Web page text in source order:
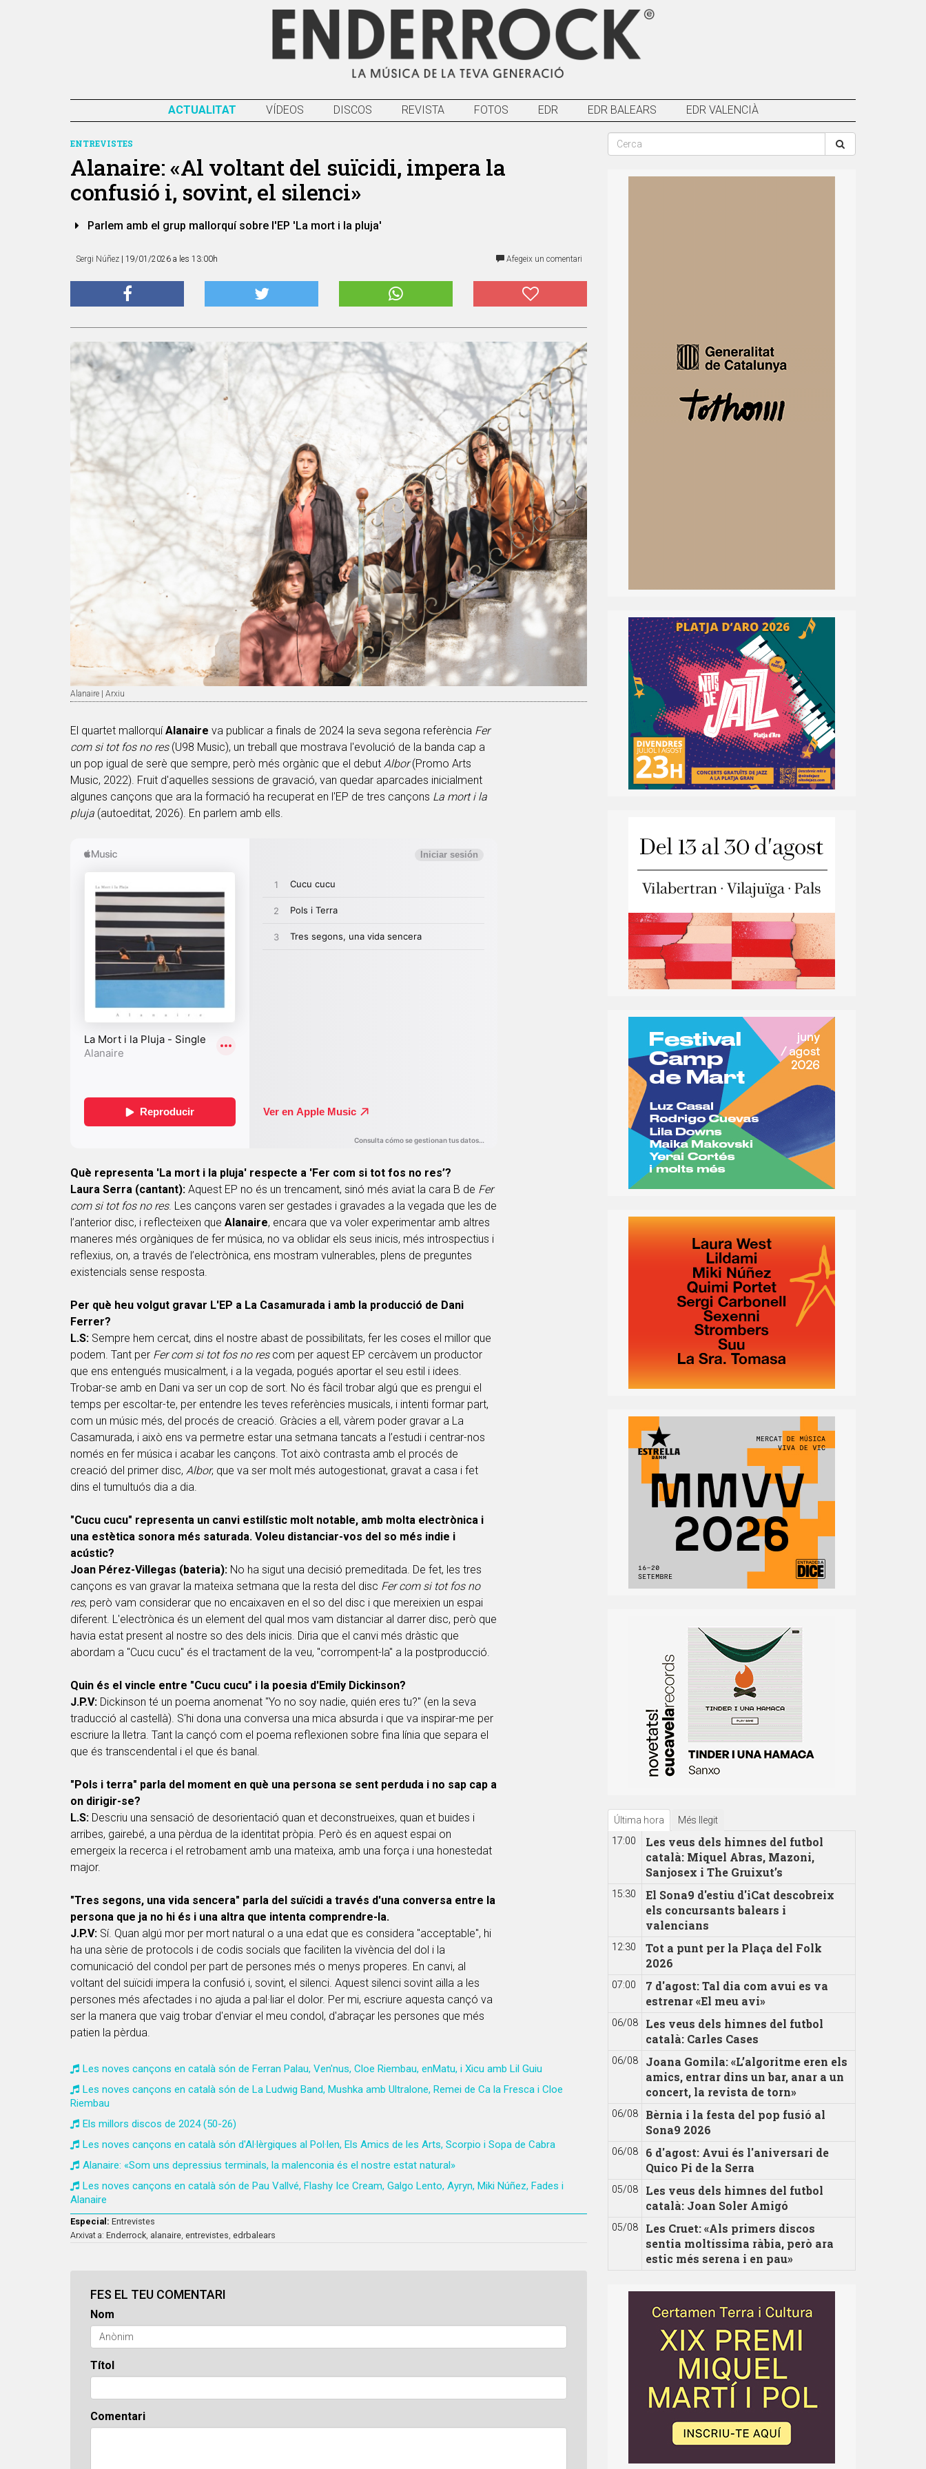
ACTUALITAT VÍDEOS DISCOS REVISTA FOTOS EDR EDR BALEARS EDR VALENCIÀ
ENTREVISTES
Alanaire: «Al voltant del suïcidi, impera la
confusió i, sovint, el silenci»
Parlem amb el grup mallorquí sobre l'EP 'La mort i la pluja'
Sergi Núñez | 19/01/2026 a les 13:00h Afegeix un comentari
Alanaire | Arxiu
El quartet mallorquíAlanaire va publicar a finals de 2024 la seva segona referència Fer
com si tot fos no res(U98 Music), un treball que mostrava l'evolució de la banda cap a
un pop igual de serè que sempre, però més orgànic que el debut Albor(Promo Arts
Music, 2022). Fruit d'aquelles sessions de gravació, van quedar aparcades inicialment
algunes cançons que ara la formació ha recuperat en l'EP de tres cançons La mort i la
pluja (autoeditat, 2026). En parlem amb ells.
Què representa 'La mort i la pluja' respecte a 'Fer com si tot fos no res’?
Laura Serra (cantant): Aquest EP no és un trencament, sinó més aviat la cara B de Fer
com si tot fos no res. Les cançons varen ser gestades i gravades a la vegada que les de
l’anterior disc, i reflecteixen que Alanaire, encara que va voler experimentar amb altres
maneres més orgàniques de fer música, no va oblidar els seus inicis, més introspectius i
reflexius, on, a través de l’electrònica, ens mostram vulnerables, plens de preguntes
existencials sense resposta.
Per què heu volgut gravar L'EP a La Casamurada i amb la producció de Dani
Ferrer?
L.S: Sempre hem cercat, dins el nostre abast de possibilitats, fer les coses el millor que
podem. Tant per Fer com si tot fos no rescom per aquest EP cercàvem un productor
que ens entengués musicalment, i a la vegada, pogués aportar el seu estil i idees.
Trobar-se amb en Dani va ser un cop de sort. No és fàcil trobar algú que es prengui el
temps per escoltar-te, per entendre les teves referències musicals, i intenti formar part,
com un músic més, del procés de creació. Gràcies a ell, vàrem poder gravar a La
Casamurada, i això ens va permetre estar una setmana tancats a l’estudi i centrar-nos
només en fer música i acabar les cançons. Tot això contrasta amb el procés de
creació del primer disc, Albor, que va ser molt més autogestionat, gravat a casa i fet
dins el tumultuós dia a dia.
"Cucu cucu" representa un canvi estilístic molt notable, amb molta electrònica i
una estètica sonora més saturada. Voleu distanciar-vos del so més indie i
acústic?
Joan Pérez-Villegas (bateria): No ha sigut una decisió premeditada. De fet, les tres
cançons es van gravar la mateixa setmana que la resta del disc Fer com si tot fos no
res, però vam considerar que no encaixaven en el so del disc i que mereixien un espai
diferent. L'electrònica és un element del qual mos vam distanciar al darrer disc, però que
havia estat present al nostre so des dels inicis. Diria que el canvi més dràstic que
abordam a "Cucu cucu" és el tractament de la veu, "corrompent-la" a la postproducció.
Quin és el vincle entre "Cucu cucu" i la poesia d'Emily Dickinson?
J.P.V: Dickinson té un poema anomenat "Yo no soy nadie, quién eres tu?" (en la seva
traducció al castellà). S'hi dona una conversa una mica absurda i que va inspirar-me per
escriure la lletra. Tant la cançó com el poema reflexionen sobre fina línia que separa el
que és transcendental i el que és banal.
"Pols i terra" parla del moment en què una persona se sent perduda i no sap cap a
on dirigir-se?
L.S: Descriu una sensació de desorientació quan et deconstrueixes, quan et buides i
arribes, gairebé, a una pèrdua de la identitat pròpia. Però és en aquest espai on
emergeix la recerca i el retrobament amb una mateixa, amb una força i una honestedat
major.
"Tres segons, una vida sencera" parla del suïcidi a través d'una conversa entre la
persona que ja no hi és i una altra que intenta comprendre-la.
J.P.V: Sí. Quan algú mor per mort natural o a una edat que es considera "acceptable", hi
ha una sèrie de protocols i de codis socials que faciliten la vivència del dol i la
comunicació del condol per part de persones més o menys properes. En canvi, al
voltant del suïcidi impera la confusió i, sovint, el silenci. Aquest silenci sovint aïlla a les
persones més afectades i no ajuda a pal·liar el dolor. Per mi, escriure aquesta cançó va
ser la manera que vaig trobar d'enviar el meu condol, d'abraçar les persones que més
patien la pèrdua.
Les noves cançons en català són de Ferran Palau, Ven'nus, Cloe Riembau, enMatu, i Xicu amb Lil Guiu
Les noves cançons en català són de La Ludwig Band, Mushka amb Ultralone, Remei de Ca la Fresca i Cloe
Riembau
Els millors discos de 2024 (50-26)
Les noves cançons en català són d'Al·lèrgiques al Pol·len, Els Amics de les Arts, Scorpio i Sopa de Cabra
Alanaire: «Som uns depressius terminals, la malenconia és el nostre estat natural»
Les noves cançons en català són de Pau Vallvé, Flashy Ice Cream, Galgo Lento, Ayryn, Miki Núñez, Fades i
Alanaire
Especial: Entrevistes
Arxivat a: Enderrock alanaire entrevistes edrbalears
FES EL TEU COMENTARI
Nom
Títol
Comentari
Última hora Més llegit
17:00
Les veus dels himnes del futbol
català: Miquel Abras, Mazoni,
Sanjosex i The Gruixut’s
15:30
El Sona9 d'estiu d'iCat descobreix
els concursants balears i
valencians
12:30
Tot a punt per la Plaça del Folk
2026
07:00
7 d'agost: Tal dia com avui es va
estrenar «El meu avi»
06/08
Les veus dels himnes del futbol
català: Carles Cases
06/08
Joana Gomila: «L’algoritme eren els
amics, entrar dins un bar, anar a un
concert, la revista de torn»
06/08
Bèrnia i la festa del pop fusió al
Sona9 2026
06/08
6 d'agost: Avui és l'aniversari de
Quico Pi de la Serra
05/08
Les veus dels himnes del futbol
català: Joan Soler Amigó
05/08
Les Cruet: «Als primers discos
sentia moltíssima ràbia, però ara
estic més serena i en pau»